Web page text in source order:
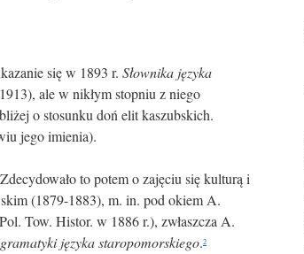
się w 1893 r. Słownika języka
ale w nikłym stopniu z niego
o stosunku doń elit kaszubskich.
jego imienia).
to potem o zajęciu się kulturą i
(1879-1883), m. in. pod okiem A.
Tow. Histor. w 1886 r.), zwłaszcza A.
języka staropomorskiego.2